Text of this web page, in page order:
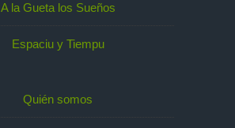
A la Gueta los Sueños
Espaciu y Tiempu
Quién somos